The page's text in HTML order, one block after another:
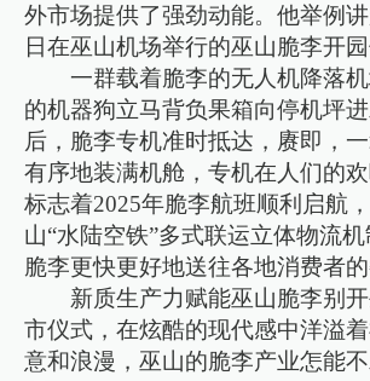
外市场提供了强劲动能。他举例
日在巫山机场举行的巫山脆李开
一群载着脆李的无人机降落
的机器狗立马背负果箱向停机坪
后，脆李专机准时抵达，赓即，
有序地装满机舱，专机在人们的欢
标志着2025年脆李航班顺利启航
山“水陆空铁”多式联运立体物流
脆李更快更好地送往各地消费者的
新质生产力赋能巫山脆李别
市仪式，在炫酷的现代感中洋溢
意和浪漫，巫山的脆李产业怎能